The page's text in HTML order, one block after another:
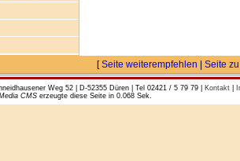
[Seite weiterempfehlen Seite
Weg 52 | D-52355 Düren | Tel 02421 / 5 79 79 | Kontakt|
CMSerzeugte diese Seite in 0.068 Sek.